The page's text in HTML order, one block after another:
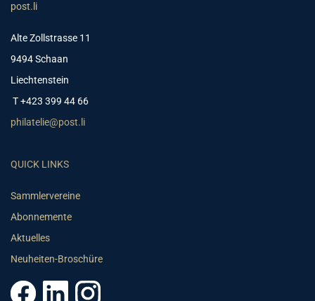
post.li
Alte Zollstrasse 11
9494 Schaan
Liechtenstein
T +423 399 44 66
philatelie@post.li
QUICK LINKS
Sammlervereine
Abonnemente
Aktuelles
Neuheiten-Broschüre